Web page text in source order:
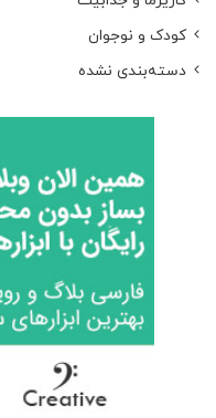
کودک و نوجوان
دسته‌بندی نشده